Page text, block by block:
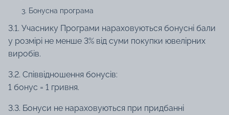
Бонусна програма
3.1. Учаснику Програми нараховуються бонусні бали
у розмірі не менше 3% від суми покупки ювелірних
виробів.
3.2. Співвідношення бонусів:
1 бонус = 1 гривня.
3.3. Бонуси не нараховуються при придбанні